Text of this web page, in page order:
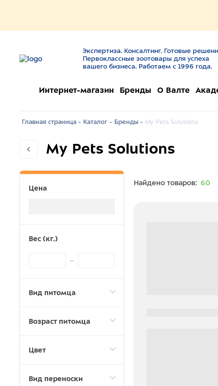
Экспертиза. Консалтинг. Готовые
Первоклассные зоотовары для успеха
вашего бизнеса. Работаем с 1996 года.
Интернет-магазин Бренды О Валте
Главная страница - Каталог - Бренды - My Pets Solutions
My Pets Solutions
Цена
Вес (кг.)
Вид питомца
Возраст питомца
Цвет
Вид переноски
Найдено товаров: 60